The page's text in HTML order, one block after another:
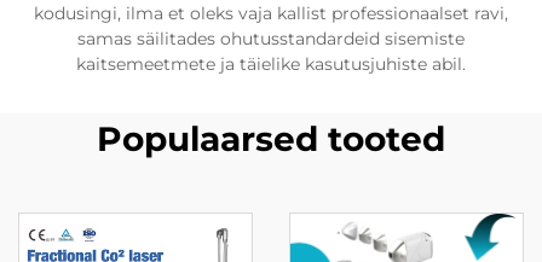
kodusingi, ilma et oleks vaja kallist professionaalset ravi,
samas säilitades ohutusstandardeid sisemiste
kaitsemeetmete ja täielike kasutusjuhiste abil.
Populaarsed tooted